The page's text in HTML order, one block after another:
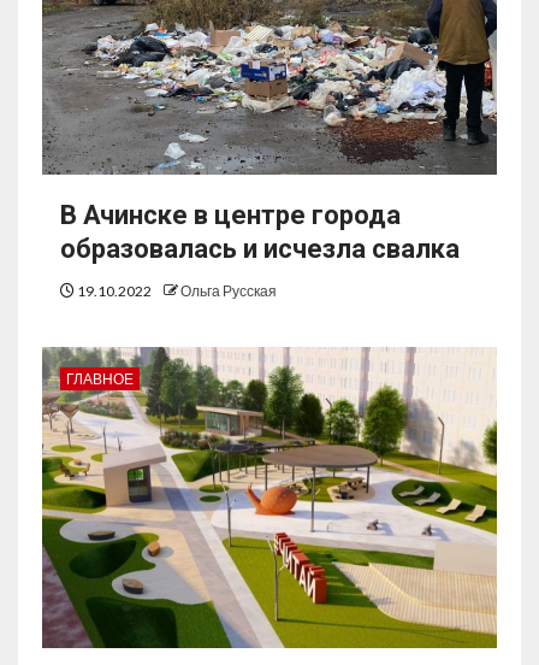
В Ачинске в центре города
образовалась и исчезла свалка
19.10.2022 Ольга Русская
ГЛАВНОЕ